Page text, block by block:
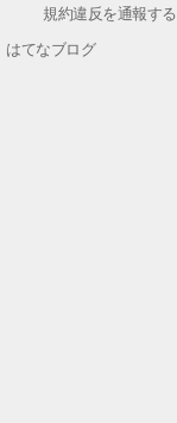
規約違反を通報する
はてなブログ